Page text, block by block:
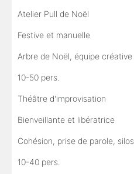
Atelier Pull de Noël
Festive et manuelle
Arbre de Noël, équipe créative
10-50 pers.
Théâtre d'improvisation
Bienveillante et libératrice
Cohésion, prise de parole, silos
10-40 pers.